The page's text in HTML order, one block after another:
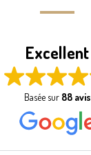
Excellent
Basée sur 88 avis